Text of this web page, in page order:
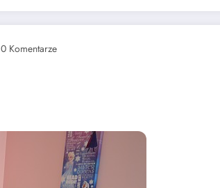
0 Komentarze